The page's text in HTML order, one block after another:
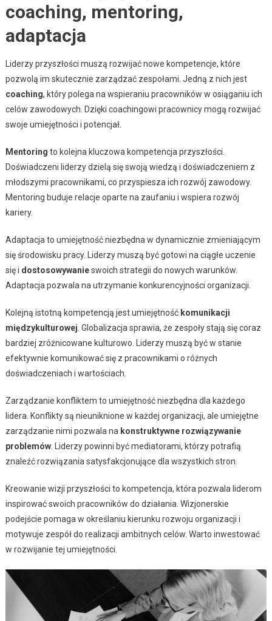
coaching, mentoring,
adaptacja
Liderzy przyszłości muszą rozwijać nowe kompetencje, które
pozwolą im skutecznie zarządzać zespołami. Jedną z nich jest
coaching, który polega na wspieraniu pracowników w osiąganiu ich
celów zawodowych. Dzięki coachingowi pracownicy mogą rozwijać
swoje umiejętności i potencjał.
Mentoring to kolejna kluczowa kompetencja przyszłości.
Doświadczeni liderzy dzielą się swoją wiedzą i doświadczeniem z
młodszymi pracownikami, co przyspiesza ich rozwój zawodowy.
Mentoring buduje relacje oparte na zaufaniu i wspiera rozwój
kariery.
Adaptacja to umiejętność niezbędna w dynamicznie zmieniającym
się środowisku pracy. Liderzy muszą być gotowi na ciągłe uczenie
się i dostosowywanieswoich strategii do nowych warunków.
Adaptacja pozwala na utrzymanie konkurencyjności organizacji.
Kolejną istotną kompetencją jest umiejętność komunikacji
międzykulturowej . Globalizacja sprawia, że zespoły stają się coraz
bardziej zróżnicowane kulturowo. Liderzy muszą być w stanie
efektywnie komunikować się z pracownikami o różnych
doświadczeniach i wartościach.
Zarządzanie konfliktem to umiejętność niezbędna dla każdego
lidera. Konflikty są nieuniknione w każdej organizacji, ale umiejętne
zarządzanie nimi pozwala na konstruktywne rozwiązywanie
problemów. Liderzy powinni być mediatorami, którzy potrafią
znaleźć rozwiązania satysfakcjonujące dla wszystkich stron.
Kreowanie wizji przyszłości to kompetencja, która pozwala liderom
inspirować swoich pracowników do działania. Wizjonerskie
podejście pomaga w określaniu kierunku rozwoju organizacji i
motywuje zespół do realizacji ambitnych celów. Warto inwestować
w rozwijanie tej umiejętności.